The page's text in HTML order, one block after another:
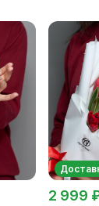
2 999